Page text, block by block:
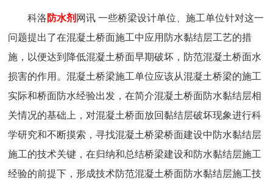
科洛 防水剂 网讯 一些桥梁设计单位、施工单位针对这一
问题提出了在混凝土桥面施工中应用防水黏结层工艺的措
施，以便达到降低混凝土桥面早期破坏，防范混凝土桥面水
损害的作用。混凝土桥梁施工单位应该从混凝土桥梁的施工
实际和桥面防水经验出发，在简介混凝土桥面防水黏结层相
关情况的基础上，对混凝土桥面放回黏结层破坏现象进行科
学研究和不断摸索，寻找混凝土桥梁桥面建设中防水黏结层
施工的技术关键，在归纳和总结桥梁建设和防水黏结层施工
经验的前提下，形成技术防范混凝土桥面防水黏结层施工技